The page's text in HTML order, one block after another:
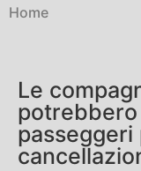
Home
Le